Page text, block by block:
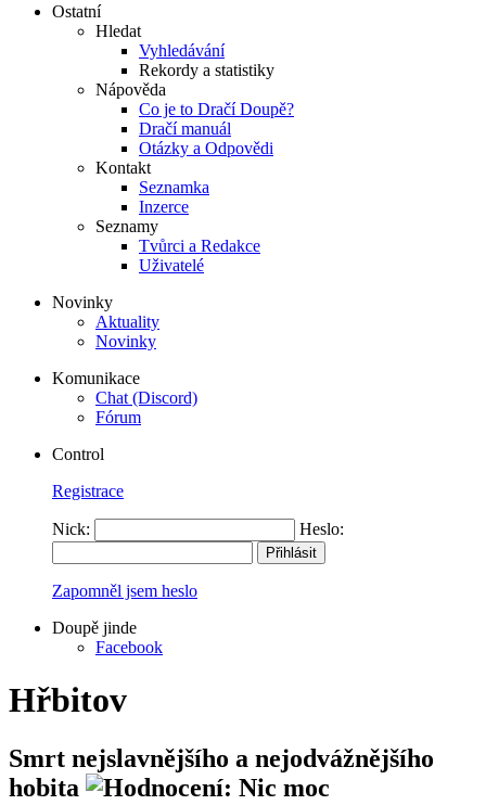
Ostatní
Hledat
Vyhledávání
Rekordy a statistiky
Nápověda
Co je to Dračí Doupě?
Dračí manuál
Otázky a Odpovědi
Kontakt
Seznamka
Inzerce
Seznamy
Tvůrci a Redakce
Uživatelé
Novinky
Aktuality
Novinky
Komunikace
Chat (Discord)
Fórum
Control
Registrace
Nick: Heslo:
Zapomněl jsem heslo
Doupě jinde
Facebook
Hřbitov
Smrt nejslavnějšího a nejodvážnějšího
hobita